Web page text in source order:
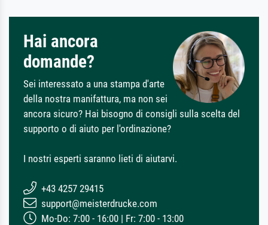
Hai ancora
domande?
Sei interessato a una stampa d'arte
della nostra manifattura, ma non sei
ancora sicuro? Hai bisogno di consigli sulla scelta del
supporto o di aiuto per l'ordinazione?
I nostri esperti saranno lieti di aiutarvi.
+43 4257 29415
support@meisterdrucke.com
Mo-Do: 7:00 - 16:00 | Fr: 7:00 - 13:00